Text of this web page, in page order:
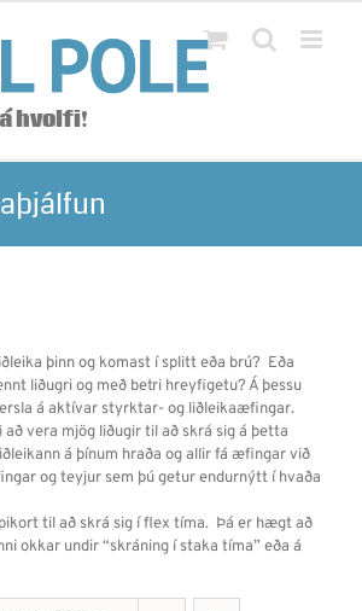
hvolfi!
þinn og komast í splitt eða brú? Eða
liðugri og með betri hreyfigetu? Á þessu
á aktívar styrktar- og liðleikaæfingar.
að vera mjög liðugir til að skrá sig á þetta
á þínum hraða og allir fá æfingar við
og teyjur sem þú getur endurnýtt í hvaða
til að skrá sig í flex tíma. Þá er hægt að
okkar undir “skráning í staka tíma” eða á